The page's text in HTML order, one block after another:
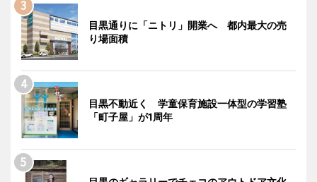
目黒通りに「ニトリ」開業へ 都内最大の売
り場面積
目黒不動近く 学童保育施設一体型の学習塾
「町子屋」が1周年